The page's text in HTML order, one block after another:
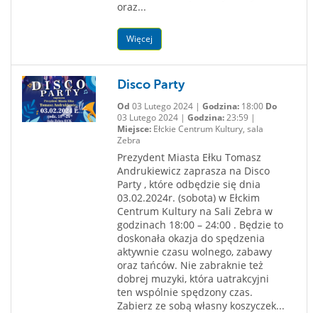
oraz...
Więcej
Disco Party
Od 03 Lutego 2024 | Godzina:18:00 Do
03 Lutego 2024 | Godzina:23:59 |
Miejsce:Ełckie Centrum Kultury, sala
Zebra
Prezydent Miasta Ełku Tomasz
Andrukiewicz zaprasza na Disco
Party , które odbędzie się dnia
03.02.2024r. (sobota) w Ełckim
Centrum Kultury na Sali Zebra w
godzinach 18:00 – 24:00 . Będzie to
doskonała okazja do spędzenia
aktywnie czasu wolnego, zabawy
oraz tańców. Nie zabraknie też
dobrej muzyki, która uatrakcyjni
ten wspólnie spędzony czas.
Zabierz ze sobą własny koszyczek...